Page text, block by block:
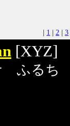
1 2 3
[XYZ]
ふるち